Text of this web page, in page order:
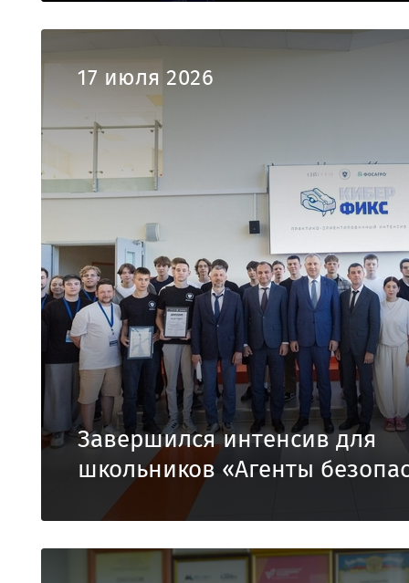
17 июля 2026
Завершился интенсив для
школьников «Агенты